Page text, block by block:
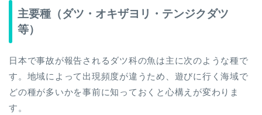
主要種（ダツ・オキザヨリ・テンジクダツ
等）
日本で事故が報告されるダツ科の魚は主に次のような種で
す。地域によって出現頻度が違うため、遊びに行く海域で
どの種が多いかを事前に知っておくと心構えが変わりま
す。